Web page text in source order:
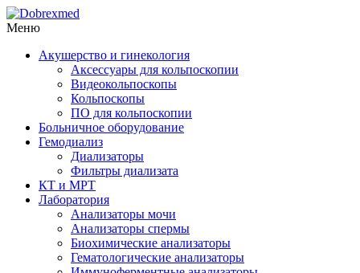
Меню
Акушерство и гинекология
Аксессуары для кольпоскопии
Видеокольпоскопы
Кольпоскопы
ПО для кольпоскопии
Больничное оборудование
Гемодиализ
Диализаторы
Фильтры диализата
КТ и МРТ
Лаборатория
Анализаторы мочи
Анализаторы спермы
Биохимические анализаторы
Гематологические анализаторы